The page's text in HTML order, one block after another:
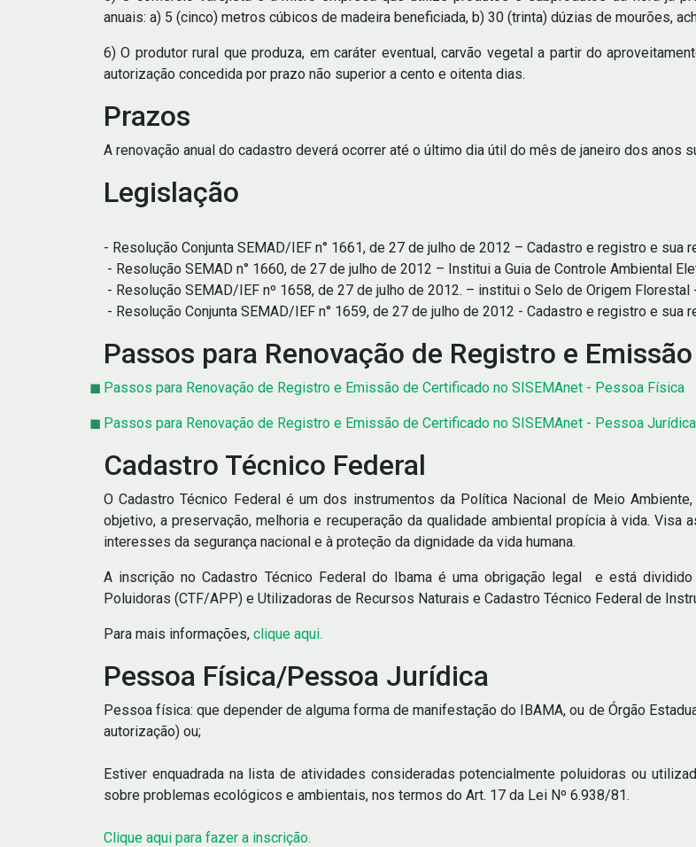
anuais: a) 5 (cinco) metros cúbicos de madeira beneficiada, b) 30 (trinta) dúzias de mourões,
6) O produtor rural que produza, em caráter eventual, carvão vegetal a partir do
autorização concedida por prazo não superior a cento e oitenta dias.
Prazos
A renovação anual do cadastro deverá ocorrer até o último dia útil do mês de janeiro dos anos
Legislação
- Resolução Conjunta SEMAD/IEF n° 1661, de 27 de julho de 2012 – Cadastro e registro e
- Resolução SEMAD n° 1660, de 27 de julho de 2012 – Institui a Guia de Controle Ambiental
- Resolução SEMAD/IEF nº 1658, de 27 de julho de 2012. – institui o Selo de Origem
- Resolução Conjunta SEMAD/IEF n° 1659, de 27 de julho de 2012 - Cadastro e registro e
Passos para Renovação de Registro e
Passos para Renovação de Registro e Emissão de Certificado no SISEMAnet - Pessoa Física
Passos para Renovação de Registro e Emissão de Certificado no SISEMAnet - Pessoa Jurídica
Cadastro Técnico Federal
O Cadastro Técnico Federal é um dos instrumentos da Política Nacional de Meio
objetivo, a preservação, melhoria e recuperação da qualidade ambiental propícia à vida.
interesses da segurança nacional e à proteção da dignidade da vida humana.
A inscrição no Cadastro Técnico Federal do Ibama é uma obrigação legal e está
Poluidoras (CTF/APP) e Utilizadoras de Recursos Naturais e Cadastro Técnico Federal de
Para mais informações, clique aqui.
Pessoa Física/Pessoa Jurídica
Pessoa física: que depender de alguma forma de manifestação do IBAMA, ou de Órgão
autorização) ou;
Estiver enquadrada na lista de atividades consideradas potencialmente poluidoras ou
sobre problemas ecológicos e ambientais, nos termos do Art. 17 da Lei Nº 6.938/81.
Clique aqui para fazer a inscrição.